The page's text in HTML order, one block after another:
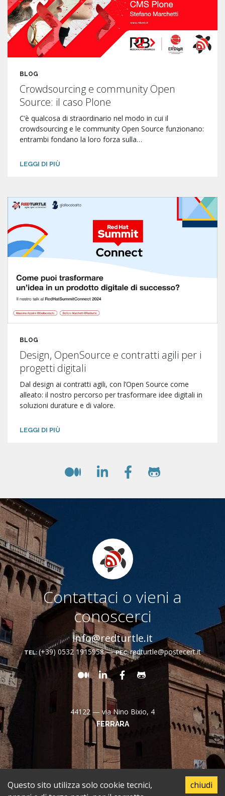
BLOG
Crowdsourcing e community Open
Source: il caso Plone
C’è qualcosa di straordinario nel modo in cui il
crowdsourcing e le community Open Source funzionano:
entrambi fondano la loro forza sulla…
LEGGI DI PIÙ
BLOG
Design, OpenSource e contratti agili per i
progetti digitali
Dal design ai contratti agili, con l’Open Source come
alleato: il nostro percorso per trasformare idee digitali in
soluzioni durature e di valore.
LEGGI DI PIÙ
MediumLinkedInFacebook
Github
Contattaci o vieni a
conoscerci
info@redturtle.it
TEL: (+39) 0532 1915958—PEC:redturtle@postecert.it
MediumLinkedInFacebookGithub
44122 — via Nino Bixio, 4
FERRARA
privacy policy cookie contatti
governance e
Questo sito utilizza solo cookie tecnici,
chiudi